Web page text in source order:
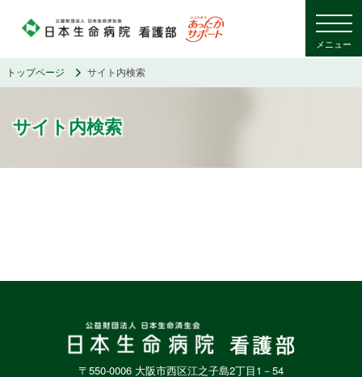
メニュー
トップページ サイト内検索
サイト内検索
〒550-0006 大阪市西区江之子島2丁目1－54